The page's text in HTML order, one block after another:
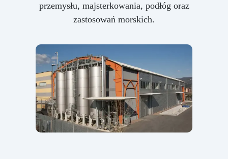
przemysłu, majsterkowania, podłóg oraz
zastosowań morskich.